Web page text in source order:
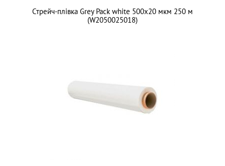
Стрейч-плівка Grey Pack white 500х20 мкм 250 м
(W2050025018)